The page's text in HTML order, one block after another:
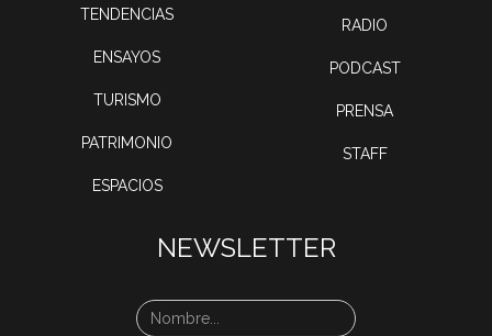
TENDENCIAS
ENSAYOS
TURISMO
PATRIMONIO
ESPACIOS
RADIO
PODCAST
PRENSA
STAFF
NEWSLETTER